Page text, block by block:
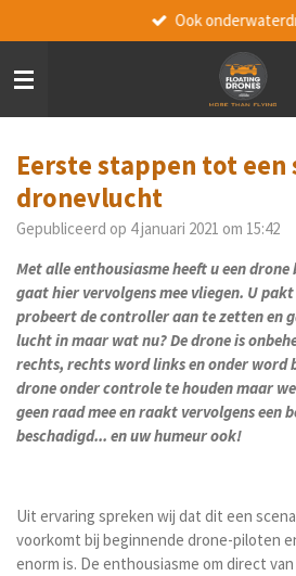
direct
naar
de
hoofdinhoud
Ook
Eerste stappen tot een
dronevlucht
Gepubliceerd op 4 januari 2021 om 15:42
Met alle enthousiasme heeft u een
gaat hier vervolgens mee vliegen. U
probeert de controller aan te zetten en
lucht in maar wat nu? De drone is
rechts, rechts word links en onder word
drone onder controle te houden maar
geen raad mee en raakt vervolgens een
beschadigd... en uw humeur ook!
Uit ervaring spreken wij dat dit een
voorkomt bij beginnende drone-piloten
enorm is. De enthousiasme om direct